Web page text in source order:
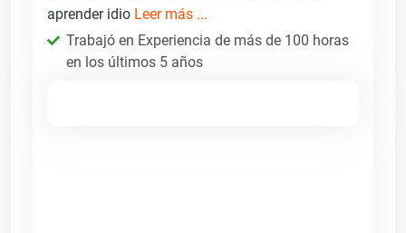
aprender idio Leer más ...
Trabajó en Experiencia de más de 100 horas
en los últimos 5 años